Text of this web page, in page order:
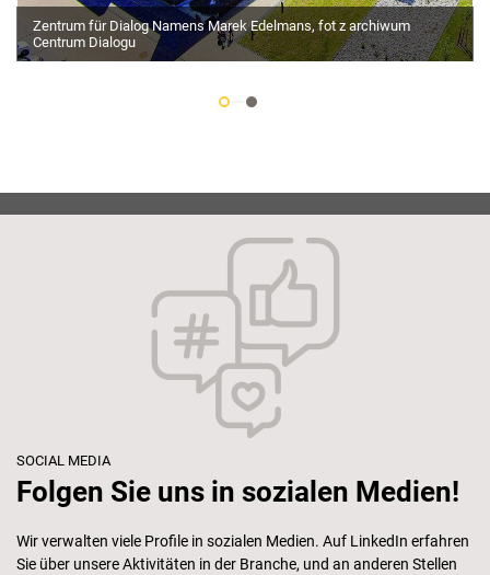
Zentrum für Dialog Namens Marek Edelmans, fot z archiwum
Centrum Dialogu
SOCIAL MEDIA
Folgen Sie uns in sozialen Medien!
Wir verwalten viele Profile in sozialen Medien. Auf LinkedIn erfahren
Sie über unsere Aktivitäten in der Branche, und an anderen Stellen